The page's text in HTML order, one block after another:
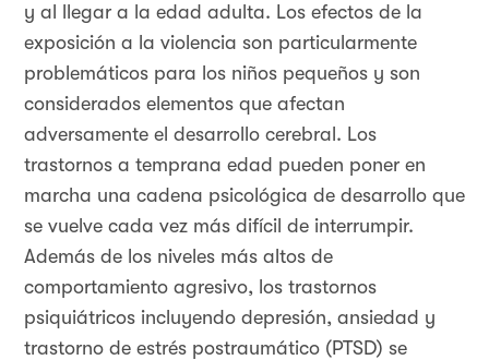
y al llegar a la edad adulta. Los efectos de la
exposición a la violencia son particularmente
problemáticos para los niños pequeños y son
considerados elementos que afectan
adversamente el desarrollo cerebral. Los
trastornos a temprana edad pueden poner en
marcha una cadena psicológica de desarrollo que
se vuelve cada vez más difícil de interrumpir.
Además de los niveles más altos de
comportamiento agresivo, los trastornos
psiquiátricos incluyendo depresión, ansiedad y
trastorno de estrés postraumático (PTSD) se